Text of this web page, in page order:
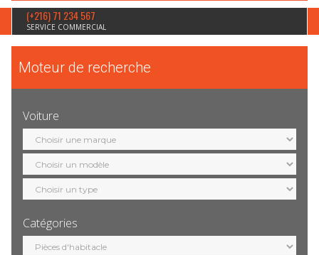
(+216) 71 234 567
SERVICE COMMERCIAL
Moteur de recherche
Voiture
Sélection
marque
Sélection
modèle
Sélection
motorisation
Catégories
Sélection
catégorie